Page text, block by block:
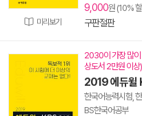
미리보기
9,000원 (10%
구판절판
2030이 가장 많이
상도서 2만원 이상)
2019 에듀윌
한국어능력시험,
BS한국어공부